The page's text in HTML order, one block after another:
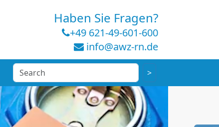
Haben Sie Fragen?
+49 621-49-601-600
info@awz-rn.de